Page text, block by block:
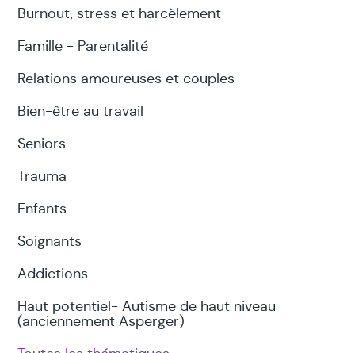
Difficultés à se concentrer, en classe,
pendant les devoirs
Distrait, dans la lune, regarde par la
fenêtre…
Retard par rapport aux autres en maths,
en français, en lecture…
Un exercice peut être réussi un jour et
Enfant maladroit
Très émotif (grosse colère, saute de joie)
Faible estime de soi
Burnout, stress et harcèlement
Famille - Parentalité
Relations amoureuses et couples
Bien-être au travail
Seniors
Trauma
Enfants
Soignants
Addictions
Haut potentiel- Autisme de haut niveau
(anciennement Asperger)